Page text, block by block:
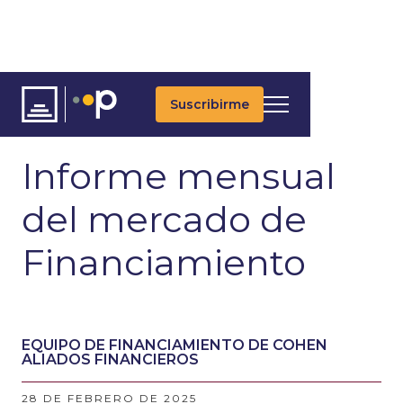
Suscribirme
ARTÍCULOS
Informe mensual
del mercado de
Financiamiento
EQUIPO DE FINANCIAMIENTO DE COHEN
ALIADOS FINANCIEROS
28 DE FEBRERO DE 2025